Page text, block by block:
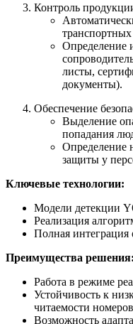
Контроль
транспортных
Определение
листы,
документы).
Обеспечение
Выделение
попадания
Определение
защиты у
Ключевые технологии:
Модели детекции
Реализация
Полная интеграция
Преимущества решения:
Работа в режиме
Устойчивость к
читаемости
Возможность